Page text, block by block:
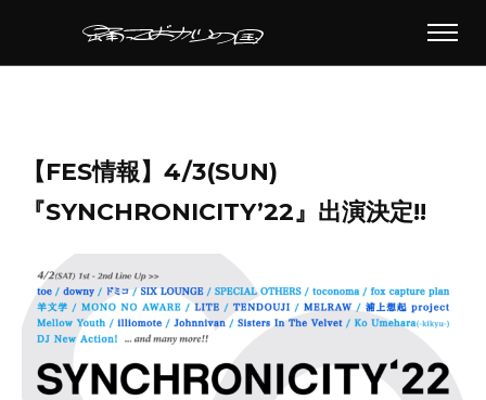
【FES情報】4/3(SUN)
『SYNCHRONICITY’22』出演決定!!